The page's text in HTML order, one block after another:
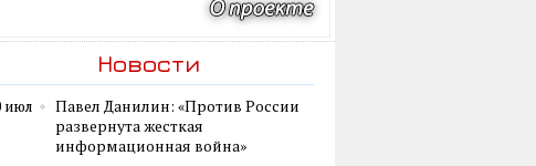
Новости
июл
Павел Данилин: «Против России
развернута жесткая
информационная война»